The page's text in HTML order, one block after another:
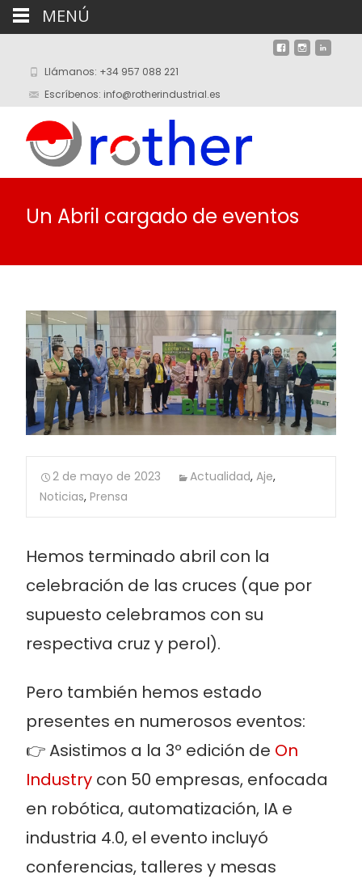
Llámanos: +34 957 088 221
Escríbenos: info@rotherindustrial.es
Un Abril cargado de eventos
2 de mayo de 2023 Actualidad, Aje,
Noticias, Prensa
Hemos terminado abril con la
celebración de las cruces (que por
supuesto celebramos con su
respectiva cruz y perol).
Pero también hemos estado
presentes en numerosos eventos:
👉 Asistimos a la 3º edición de On
Industry con 50 empresas, enfocada
en robótica, automatización, IA e
industria 4.0, el evento incluyó
conferencias, talleres y mesas
MENÚ